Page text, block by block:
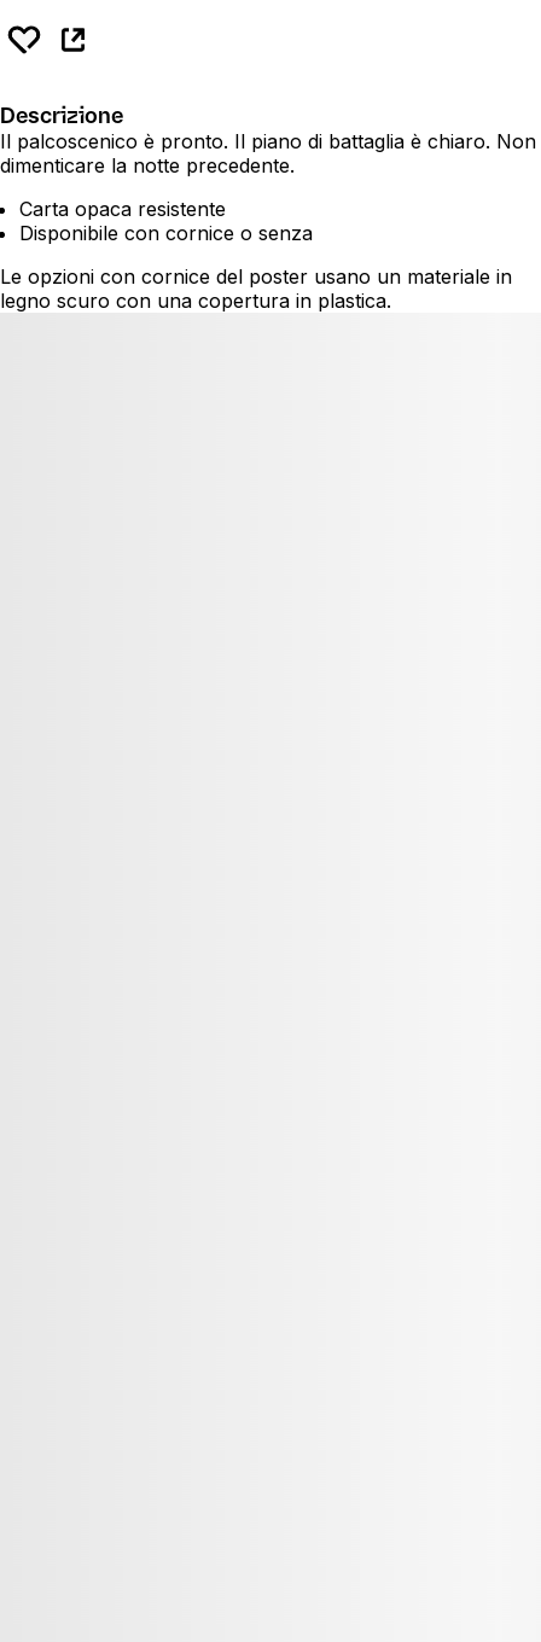
Descrizione
Il palcoscenico è pronto. Il piano di battaglia è chiaro. Non
dimenticare la notte precedente.
Carta opaca resistente
Disponibile con cornice o senza
Le opzioni con cornice del poster usano un materiale in
legno scuro con una copertura in plastica.